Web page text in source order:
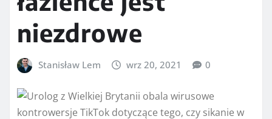
niezdrowe
Stanisław Lem wrz 20, 2021 0